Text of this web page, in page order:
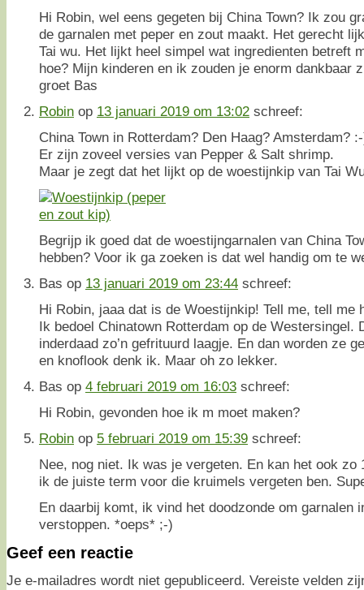
Hi Robin, wel eens gegeten bij China Town? Ik zou
de garnalen met peper en zout maakt. Het gerecht
Tai wu. Het lijkt heel simpel wat ingredienten betreft
hoe? Mijn kinderen en ik zouden je enorm dankbaar
groet Bas
Robin op 13 januari 2019 om 13:02 schreef:
China Town in Rotterdam? Den Haag? Amsterdam?
Er zijn zoveel versies van Pepper & Salt shrimp.
Maar je zegt dat het lijkt op de woestijnkip van Tai
Begrijp ik goed dat de woestijngarnalen van China
hebben? Voor ik ga zoeken is dat wel handig om te
Bas op 13 januari 2019 om 23:44 schreef:
Hi Robin, jaaa dat is de Woestijnkip! Tell me, tell me
Ik bedoel Chinatown Rotterdam op de Westersingel.
inderdaad zo’n gefrituurd laagje. En dan worden ze
en knoflook denk ik. Maar oh zo lekker.
Bas op 4 februari 2019 om 16:03 schreef:
Hi Robin, gevonden hoe ik m moet maken?
Robin op 5 februari 2019 om 15:39 schreef:
Nee, nog niet. Ik was je vergeten. En kan het ook zo
ik de juiste term voor die kruimels vergeten ben.
En daarbij komt, ik vind het doodzonde om garnalen
verstoppen. *oeps* ;-)
Geef een reactie
Je e-mailadres wordt niet gepubliceerd. Vereiste velden